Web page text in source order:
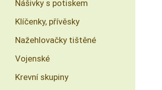
Nášivky s potiskem
Klíčenky, přívěsky
Nažehlovačky tištěné
Vojenské
Krevní skupiny